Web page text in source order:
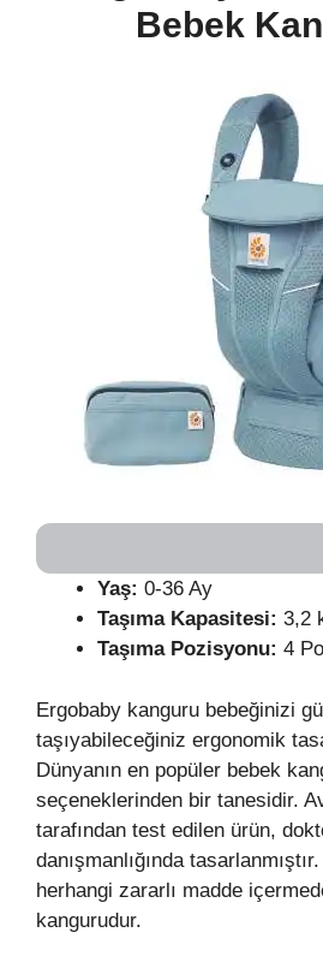
Bebek
Yaş: 0-36 Ay
Taşıma Kapasitesi: 3,2
Taşıma Pozisyonu: 4
Ergobaby kanguru bebeğinizi
taşıyabileceğiniz ergonomik
Dünyanın en popüler bebek
seçeneklerinden bir tanesidir.
tarafından test edilen ürün,
danışmanlığında
herhangi zararlı madde
kangurudur.